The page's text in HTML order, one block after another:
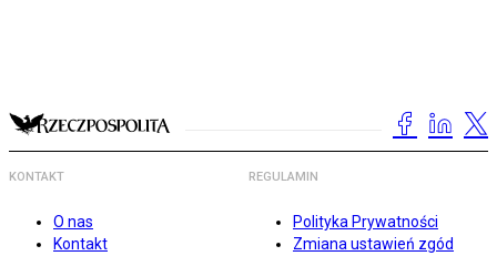
KONTAKT
O nas
Kontakt
REGULAMIN
Polityka Prywatności
Zmiana ustawień zgód